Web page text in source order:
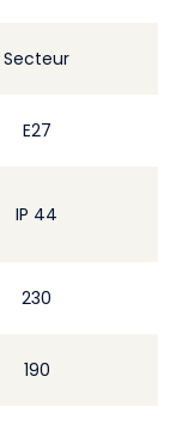
Secteur
E27
IP 44
230
190